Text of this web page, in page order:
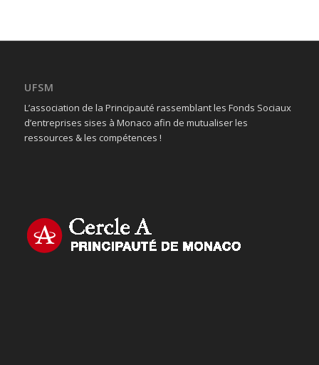
UFSM
L’association de la Principauté rassemblant les Fonds Sociaux
d’entreprises sises à Monaco afin de mutualiser les
ressources & les compétences !